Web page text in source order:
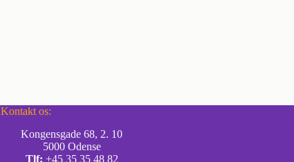
Kontakt os:
Kongensgade 68, 2. 10
5000 Odense
Tlf: +45 35 35 48 82